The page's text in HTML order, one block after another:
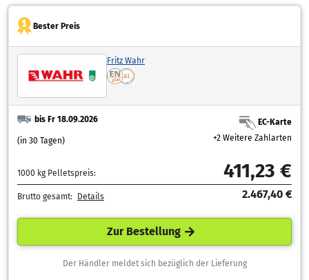
Bester Preis
Fritz Wahr
bis Fr 18.09.2026
(in 30 Tagen)
EC-Karte
+2 Weitere Zahlarten
1000 kg Pelletspreis: 411,23 €
Brutto gesamt: Details 2.467,40 €
Zur Bestellung
Der Händler meldet sich bezüglich der Lieferung